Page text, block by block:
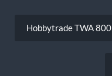
Hobbytrade TWA 800